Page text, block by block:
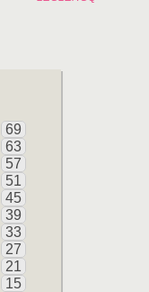
69
63
57
51
45
39
33
27
21
15